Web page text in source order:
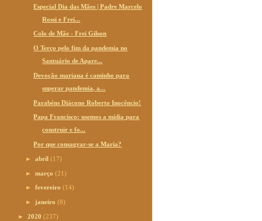
Especial Dia das Mães | Padre Marcelo
Rossi e Frei...
Colo de Mãe - Frei Gilson
O Terço pelo fim da pandemia no
Santuário de Apare...
Devoção mariana é caminho para
superar pandemia, a...
Parabéns Diácono Roberto Inocêncio!
Papa Francisco: usemos a mídia para
construir e fo...
Por que consagrar-se a Maria?
►abril(17)
►março(21)
►fevereiro(14)
► janeiro(8)
► 2020 (237)